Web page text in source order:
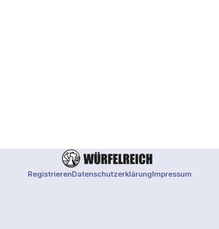
RegistrierenDatenschutzerklärungImpressum